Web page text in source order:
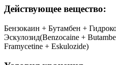
Действующее вещество:
Бензокаин + Бутамбен +
Эскулозид(Benzocaine +
Framycetine + Eskulozide)